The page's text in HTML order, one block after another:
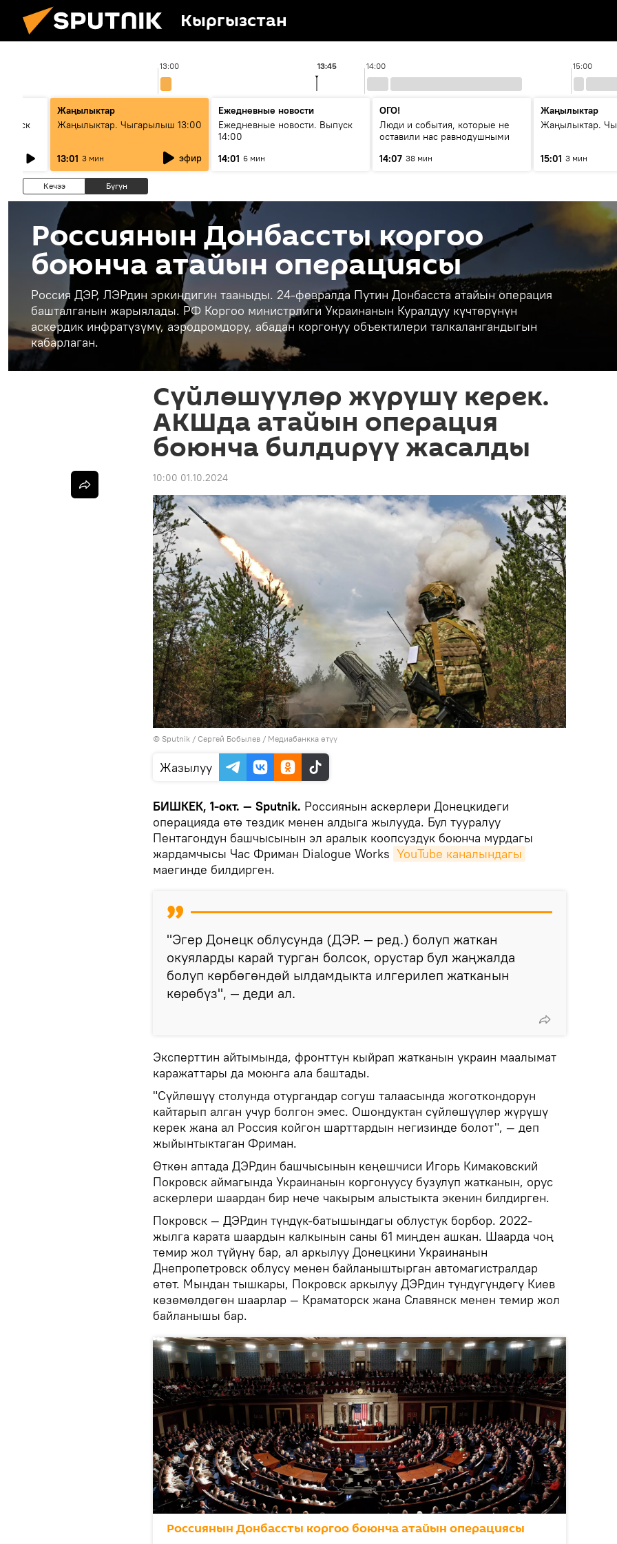
Кыргызстан
13:00 14:00 15:00
13:45
Жаңылыктар
Жаңылыктар. Чыгарылыш 13:00
13:01 3 мин эфир
Ежедневные новости
Ежедневные новости. Выпуск
14:00
14:01 6 мин
ОГО!
Люди и события, которые не
оставили нас равнодушными
14:07 38 мин
Жаңылыктар
Жаңылыктар.
15:01 3 мин
Кечээ Бүгүн
Россиянын Донбассты коргоо
боюнча атайын операциясы
Россия ДЭР, ЛЭРдин эркиндигин тааныды. 24-февралда Путин Донбасста атайын операция
башталганын жарыялады. РФ Коргоо министрлиги Украинанын Куралдуу күчтөрүнүн
аскердик инфратүзүмү, аэродромдору, абадан коргонуу объектилери талкалангандыгын
кабарлаган.
Сүйлөшүүлөр жүрүшү керек.
АКШда атайын операция
боюнча билдирүү жасалды
10:00 01.10.2024
© Sputnik / Сергей Бобылев / Медиабанкка өтүү
Жазылуу
БИШКЕК, 1-окт. — Sputnik. Россиянын аскерлери Донецкидеги
операцияда өтө тездик менен алдыга жылууда. Бул тууралуу
Пентагондун башчысынын эл аралык коопсуздук боюнча мурдагы
жардамчысы Час Фриман Dialogue Works YouTube каналындагы
маегинде билдирген.
"Эгер Донецк облусунда (ДЭР. — ред.) болуп жаткан
окуяларды карай турган болсок, орустар бул жаңжалда
болуп көрбөгөндөй ылдамдыкта илгерилеп жатканын
көрөбүз", — деди ал.
Эксперттин айтымында, фронттун кыйрап жатканын украин маалымат
каражаттары да моюнга ала баштады.
"Сүйлөшүү столунда отургандар согуш талаасында жоготкондорун
кайтарып алган учур болгон эмес. Ошондуктан сүйлөшүүлөр жүрүшү
керек жана ал Россия койгон шарттардын негизинде болот", — деп
жыйынтыктаган Фриман.
Өткөн аптада ДЭРдин башчысынын кеңешчиси Игорь Кимаковский
Покровск аймагында Украинанын коргонуусу бузулуп жатканын, орус
аскерлери шаардан бир нече чакырым алыстыкта экенин билдирген.
Покровск — ДЭРдин түндүк-батышындагы облустук борбор. 2022-
жылга карата шаардын калкынын саны 61 миңден ашкан. Шаарда чоң
темир жол түйүнү бар, ал аркылуу Донецкини Украинанын
Днепропетровск облусу менен байланыштырган автомагистралдар
өтөт. Мындан тышкары, Покровск аркылуу ДЭРдин түндүгүндөгү Киев
көзөмөлдөгөн шаарлар — Краматорск жана Славянск менен темир жол
байланышы бар.
Россиянын Донбассты коргоо боюнча атайын операциясы